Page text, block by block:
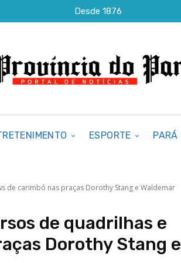
Desde 1876
ESPORTE PARÁ
de carimbó nas praças Dorothy Stang e Waldemar
de quadrilhas e
Dorothy Stang e